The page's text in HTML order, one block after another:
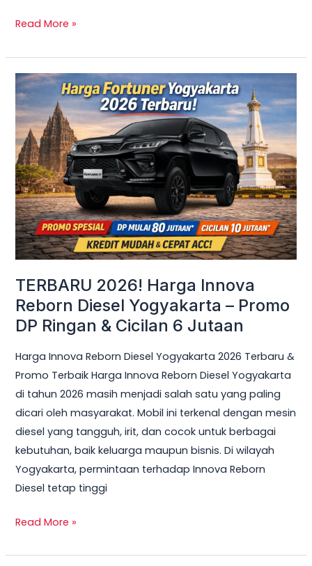
Read More »
TERBARU 2026! Harga Innova
Reborn Diesel Yogyakarta – Promo
DP Ringan & Cicilan 6 Jutaan
Harga Innova Reborn Diesel Yogyakarta 2026 Terbaru &
Promo Terbaik Harga Innova Reborn Diesel Yogyakarta
di tahun 2026 masih menjadi salah satu yang paling
dicari oleh masyarakat. Mobil ini terkenal dengan mesin
diesel yang tangguh, irit, dan cocok untuk berbagai
kebutuhan, baik keluarga maupun bisnis. Di wilayah
Yogyakarta, permintaan terhadap Innova Reborn
Diesel tetap tinggi
TERBARU
2026!
Harga
Innova
Reborn
Diesel
Yogyakarta
–
Promo
DP
&
Cicilan
6
Read More »